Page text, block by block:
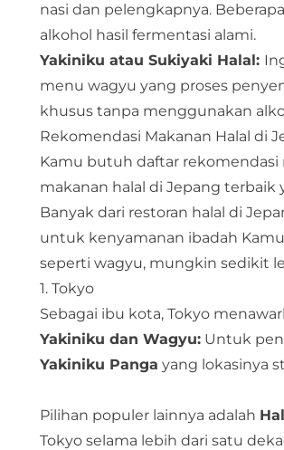
nasi dan pelengkapnya.
alkohol hasil fermentasi alami.
Yakiniku atau Sukiyaki Halal:
menu wagyu yang proses
khusus tanpa menggunakan
Rekomendasi Makanan Halal di
Kamu butuh daftar rekomendasi
makanan halal di Jepang
Banyak dari restoran halal di
untuk kenyamanan ibadah
seperti wagyu, mungkin sedikit
1. Tokyo
Sebagai ibu kota, Tokyo
Yakiniku dan Wagyu: Untuk
Yakiniku Panga yang lokasinya
Pilihan populer lainnya adalah
Tokyo selama lebih dari satu